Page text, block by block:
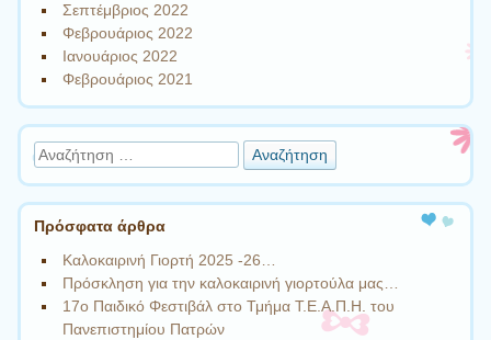
Σεπτέμβριος 2022
Φεβρουάριος 2022
Ιανουάριος 2022
Φεβρουάριος 2021
Αναζήτηση
Πρόσφατα άρθρα
Καλοκαιρινή Γιορτή 2025 -26…
Πρόσκληση για την καλοκαιρινή γιορτούλα μας…
17ο Παιδικό Φεστιβάλ στο Τμήμα Τ.Ε.Α.Π.Η. του
Πανεπιστημίου Πατρών